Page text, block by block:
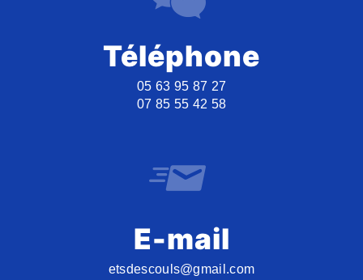
Téléphone
05 63 95 87 27
07 85 55 42 58
E-mail
etsdescouls@gmail.com